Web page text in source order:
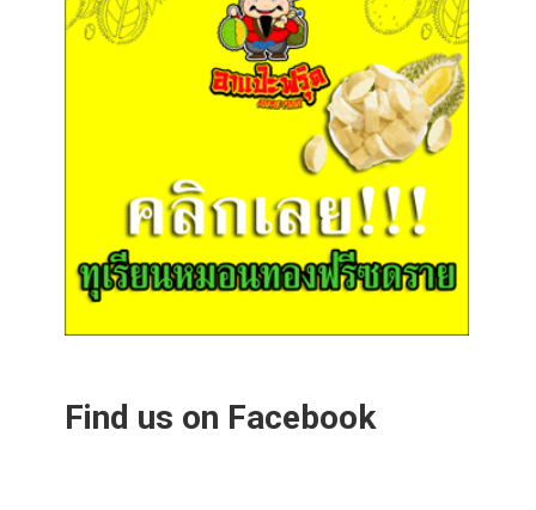
Find us on Facebook